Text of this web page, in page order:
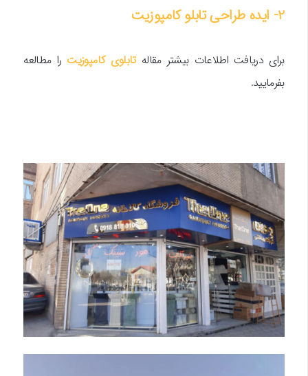
2- ایده طراحی تابلو کامپوزیت
برای دریافت اطلاعات بیشتر مقالهتابلوی کامپوزیت را مطالعه
بفرمایید.